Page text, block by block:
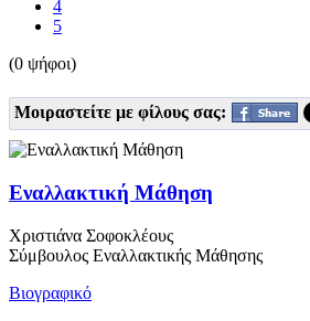
4
5
(0 ψήφοι)
Μοιραστείτε με φίλους σας:
Εναλλακτική Μάθηση
Χριστιάνα Σοφοκλέους
Σύμβουλος Εναλλακτικής Μάθησης
Βιογραφικό